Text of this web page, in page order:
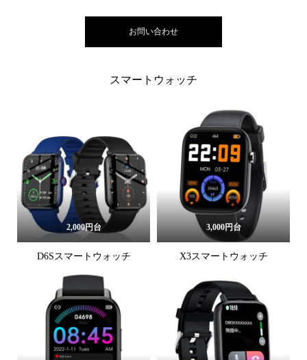
お問い合わせ
スマートウォッチ
2,000円台
D6Sスマートウォッチ
3,000円台
X3スマートウォッチ